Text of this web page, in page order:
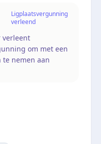
Ligplaatsvergunning
verleend
verleent
om met een
nemen aan